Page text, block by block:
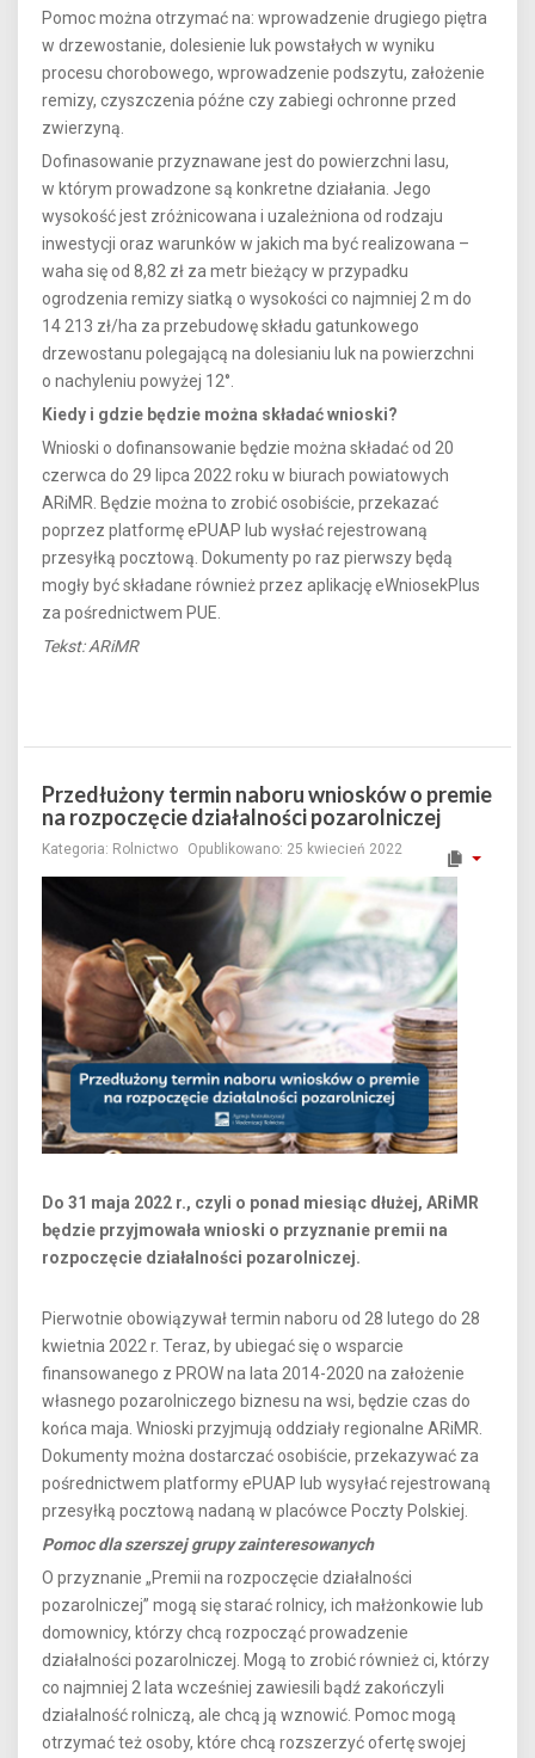
Pomoc można otrzymać na: wprowadzenie drugiego piętra
w drzewostanie, dolesienie luk powstałych w wyniku
procesu chorobowego, wprowadzenie podszytu, założenie
remizy, czyszczenia późne czy zabiegi ochronne przed
zwierzyną.
Dofinasowanie przyznawane jest do powierzchni lasu,
w którym prowadzone są konkretne działania. Jego
wysokość jest zróżnicowana i uzależniona od rodzaju
inwestycji oraz warunków w jakich ma być realizowana –
waha się od 8,82 zł za metr bieżący w przypadku
ogrodzenia remizy siatką o wysokości co najmniej 2 m do
14 213 zł/ha za przebudowę składu gatunkowego
drzewostanu polegającą na dolesianiu luk na powierzchni
o nachyleniu powyżej 12°.
Kiedy i gdzie będzie można składać wnioski?
Wnioski o dofinansowanie będzie można składać od 20
czerwca do 29 lipca 2022 roku w biurach powiatowych
ARiMR. Będzie można to zrobić osobiście, przekazać
poprzez platformę ePUAP lub wysłać rejestrowaną
przesyłką pocztową. Dokumenty po raz pierwszy będą
mogły być składane również przez aplikację eWniosekPlus
za pośrednictwem PUE.
Tekst: ARiMR
Przedłużony termin naboru wniosków o premie
na rozpoczęcie działalności pozarolniczej
Kategoria: Rolnictwo Opublikowano: 25 kwiecień 2022
Do 31 maja 2022 r., czyli o ponad miesiąc dłużej, ARiMR
będzie przyjmowała wnioski o przyznanie premii na
rozpoczęcie działalności pozarolniczej.
Pierwotnie obowiązywał termin naboru od 28 lutego do 28
kwietnia 2022 r. Teraz, by ubiegać się o wsparcie
finansowanego z PROW na lata 2014-2020 na założenie
własnego pozarolniczego biznesu na wsi, będzie czas do
końca maja. Wnioski przyjmują oddziały regionalne ARiMR.
Dokumenty można dostarczać osobiście, przekazywać za
pośrednictwem platformy ePUAP lub wysyłać rejestrowaną
przesyłką pocztową nadaną w placówce Poczty Polskiej.
Pomoc dla szerszej grupy zainteresowanych
O przyznanie „Premii na rozpoczęcie działalności
pozarolniczej” mogą się starać rolnicy, ich małżonkowie lub
domownicy, którzy chcą rozpocząć prowadzenie
działalności pozarolniczej. Mogą to zrobić również ci, którzy
co najmniej 2 lata wcześniej zawiesili bądź zakończyli
działalność rolniczą, ale chcą ją wznowić. Pomoc mogą
otrzymać też osoby, które chcą rozszerzyć ofertę swojej